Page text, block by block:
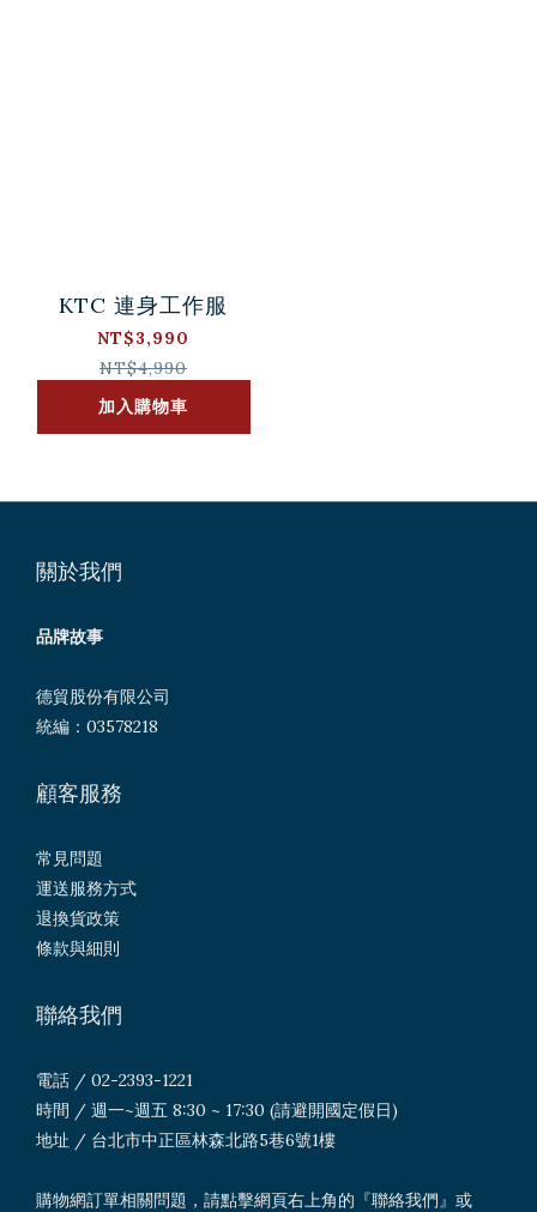
KTC 連身工作服
NT$3,990
NT$4,990
加入購物車
關於我們
品牌故事
德貿股份有限公司
統編：03578218
顧客服務
常見問題
運送服務方式
退換貨政策
條款與細則
聯絡我們
電話 / 02-2393-1221
時間 / 週一~週五 8:30 ~ 17:30 (請避開國定假日)
地址 / 台北市中正區林森北路5巷6號1樓
購物網訂單相關問題，請點擊網頁右上角的『聯絡我們』或